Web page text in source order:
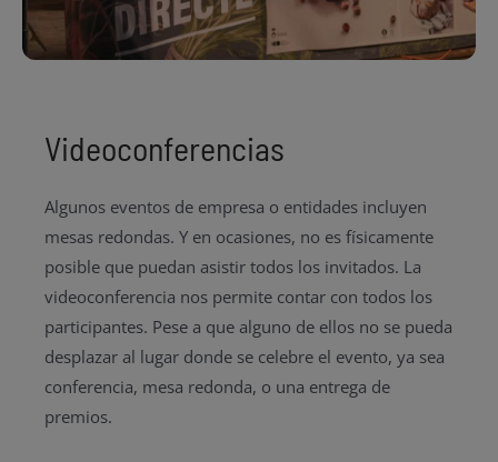
Videoconferencias
Algunos eventos de empresa o entidades incluyen
mesas redondas. Y en ocasiones, no es físicamente
posible que puedan asistir todos los invitados. La
videoconferencia nos permite contar con todos los
participantes. Pese a que alguno de ellos no se pueda
desplazar al lugar donde se celebre el evento, ya sea
conferencia, mesa redonda, o una entrega de
premios.